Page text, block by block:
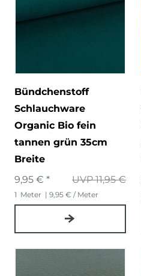
Bündchenstoff
Schlauchware
Organic Bio fein
tannen grün 35cm
Breite
UVP 11,95 €
9,95 € *
1 Meter | 9,95 € / Meter